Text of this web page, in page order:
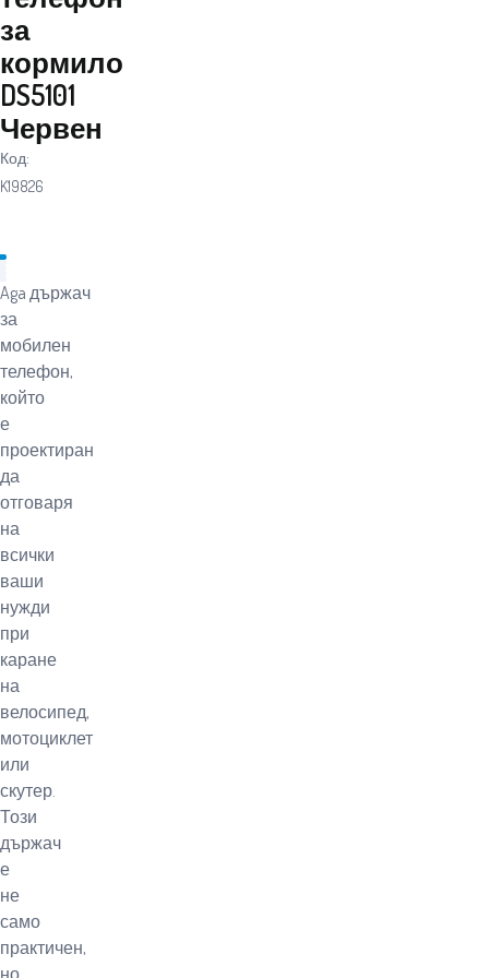
за
кормило
DS5101
Червен
Код:
K19826
Aga държач
за
мобилен
телефон,
който
е
проектиран
да
отговаря
на
всички
ваши
нужди
при
каране
на
велосипед,
мотоциклет
или
скутер.
Този
държач
е
не
само
практичен,
но